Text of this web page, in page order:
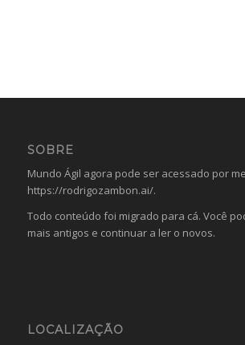
SOBRE
Mundo Ágil agora pode ser acessado por
https://rodrigozambon.ai/.
Todo conteúdo foi migrado para cá. Você
mais antigos e continuar a ler o novos.
LOCALIZAÇÃO